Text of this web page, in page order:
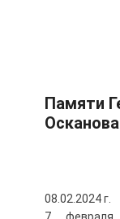
Памяти
Осканова
08.02.2024 г.